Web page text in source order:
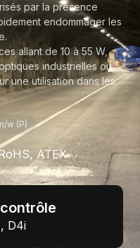
par la présence
endommager les
allant de 10 à 55 W,
industrielles ou
une utilisation dans les
w (P)
ATEX
D4i